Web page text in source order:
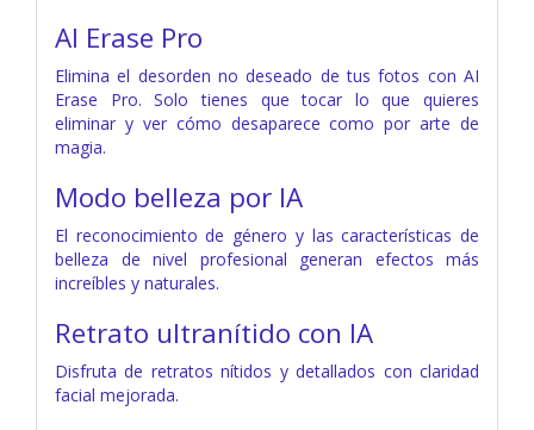
AI Erase Pro
Elimina el desorden no deseado de tus fotos con AI
Erase Pro. Solo tienes que tocar lo que quieres
eliminar y ver cómo desaparece como por arte de
magia.
Modo belleza por IA
El reconocimiento de género y las características de
belleza de nivel profesional generan efectos más
increíbles y naturales.
Retrato ultranítido con IA
Disfruta de retratos nítidos y detallados con claridad
facial mejorada.